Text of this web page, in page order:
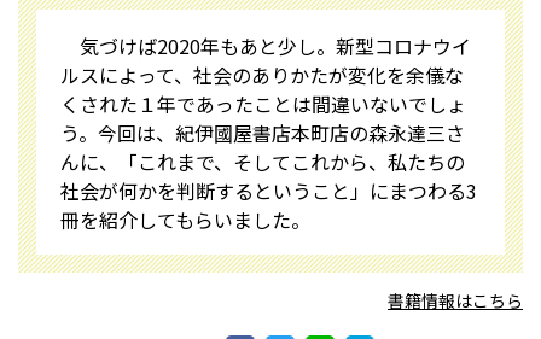
気づけば2020年もあと少し。新型コロナウイ
ルスによって、社会のありかたが変化を余儀な
くされた１年であったことは間違いないでしょ
う。今回は、紀伊國屋書店本町店の森永達三さ
んに、「これまで、そしてこれから、私たちの
社会が何かを判断するということ」にまつわる3
冊を紹介してもらいました。
書籍情報はこちら